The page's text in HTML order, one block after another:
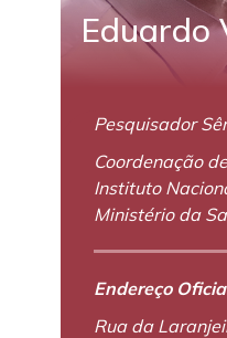
Eduardo
Pesquisador
Coordenação
Instituto
Ministério da
Endereço
Rua da